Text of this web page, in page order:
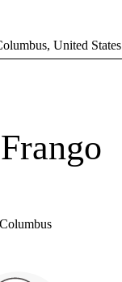
United States
Frango